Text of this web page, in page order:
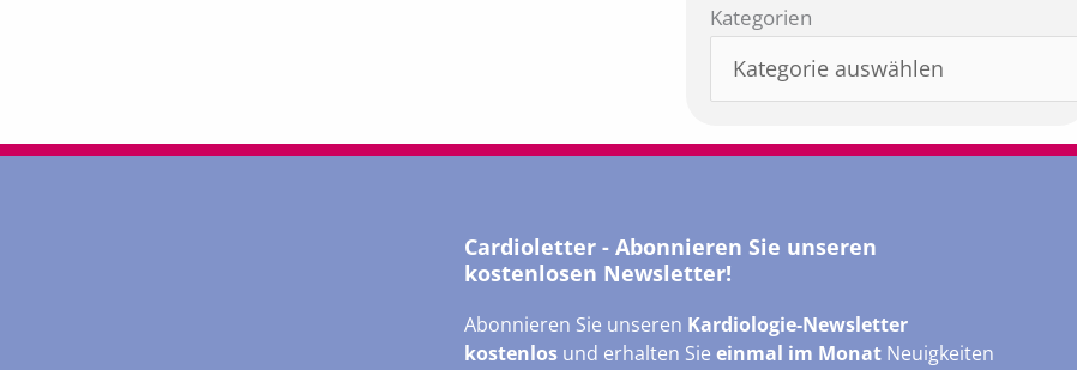
Kategorien
Kategorien
Cardioletter - Abonnieren Sie unseren
kostenlosen Newsletter!
Abonnieren Sie unseren Kardiologie-Newsletter
kostenlos und erhalten Sieeinmal im Monat Neuigkeiten